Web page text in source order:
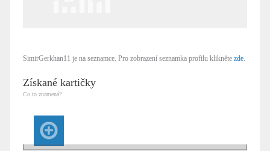
SimirGerkhan11 je na seznamce. Pro zobrazení seznamka profilu klikněte zde.
Získané kartičky
Co to znamená?